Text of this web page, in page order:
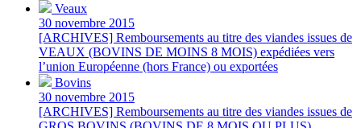
Veaux
30 novembre 2015
[ARCHIVES] Remboursements au titre des viandes issues de
VEAUX (BOVINS DE MOINS 8 MOIS) expédiées vers
l’union Européenne (hors France) ou exportées
Bovins
30 novembre 2015
[ARCHIVES] Remboursements au titre des viandes issues de